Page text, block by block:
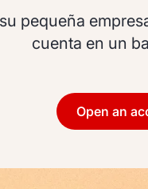
pequeña
cuenta en un
Open an